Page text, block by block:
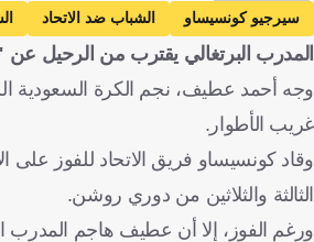
Getty Images
سيرجيو كونسيساو الشباب ضد الاتحاد
المدرب البرتغالي يقترب من الرحيل
وجه أحمد عطيف، نجم الكرة السعودية
غريب الأطوار.
الثالثة والثلاثين من دوري روشن.
ورغم الفوز، إلا أن عطيف هاجم المدرب